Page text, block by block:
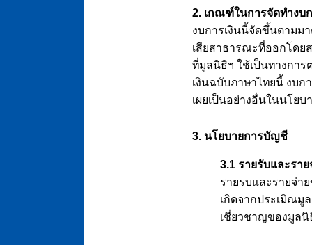
2. เกณฑ์ในการจัดทำงบก
งบการเงินนี้จัดขึ้นตามม
เสียสาธารณะที่ออกโดย
ที่มูลนิธิฯ ใช้เป็นทางการ
เงินฉบับภาษาไทยนี้ งบก
เผยเป็นอย่างอื่นในนโย
3. นโยบายการบัญชี
3.1 รายรับและราย
รายรบและรายจ่
เกิดจากประเมิณมู
เชี่ยวชาญของมูลนิ